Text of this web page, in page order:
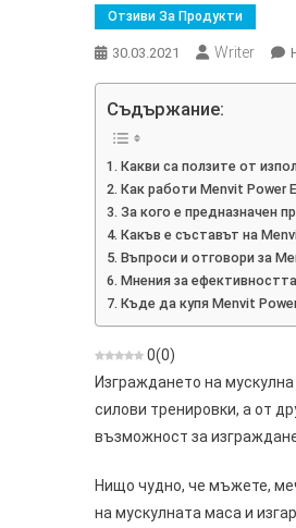
Отзиви За Продукти
30.03.2021 Writer
Съдържание:
Какви са ползите от
Как работи Menvit Power
За кого е предназначен
Какъв е съставът на
Въпроси и отговори за
Мнения за
Къде да купя Menvit
0(0)
Изграждането на
силови тренировки, а от
възможност за
Нищо чудно, че мъжете,
на мускулната маса и